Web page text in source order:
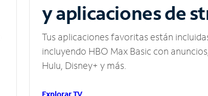
y aplicaciones de
Tus aplicaciones favoritas están
incluyendo HBO Max Basic con
Hulu, Disney+ y más.